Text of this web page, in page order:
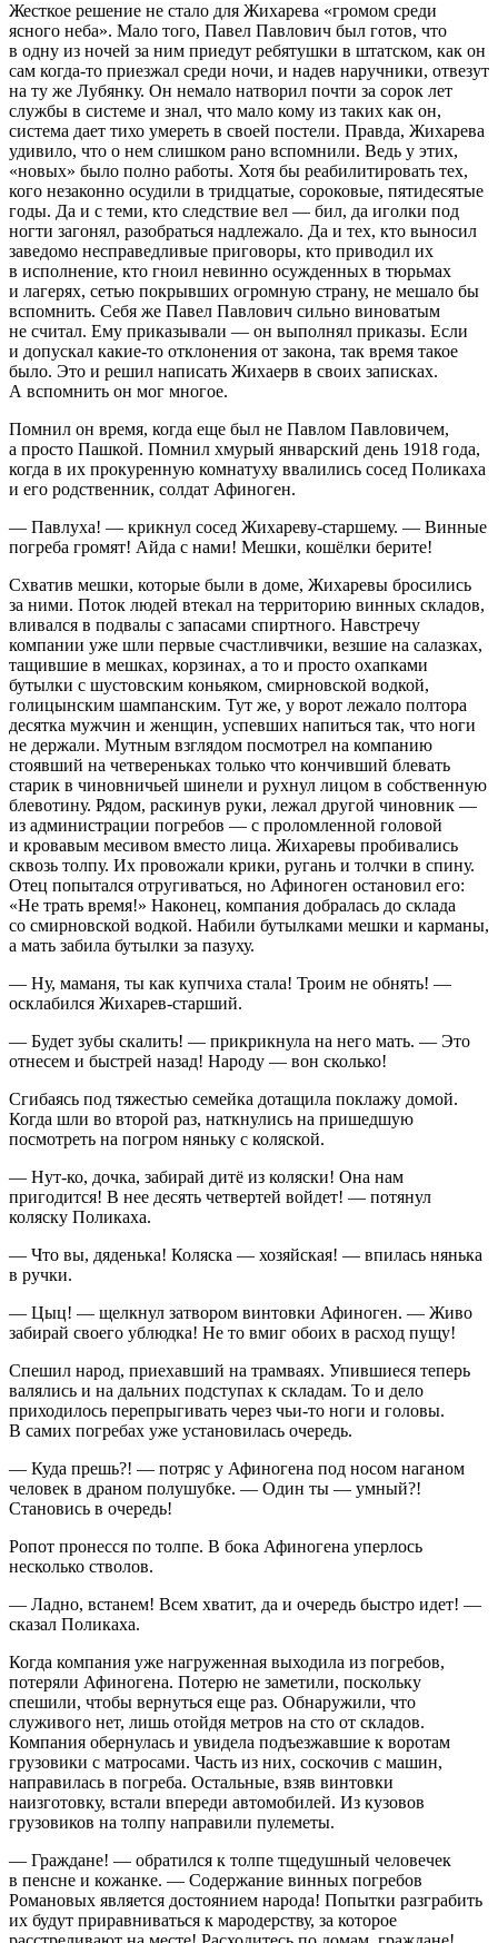
Жесткое решение не стало для Жихарева «громом среди
ясного неба». Мало того, Павел Павлович был готов, что
в одну из ночей за ним приедут ребятушки в штатском, как он
сам когда-то приезжал среди ночи, и надев наручники, отвезут
на ту же Лубянку. Он немало натворил почти за сорок лет
службы в системе и знал, что мало кому из таких как он,
система дает тихо умереть в своей постели. Правда, Жихарева
удивило, что о нем слишком рано вспомнили. Ведь у этих,
«новых» было полно работы. Хотя бы реабилитировать тех,
кого незаконно осудили в тридцатые, сороковые, пятидесятые
годы. Да и с теми, кто следствие вел — бил, да иголки под
ногти загонял, разобраться надлежало. Да и тех, кто выносил
заведомо несправедливые приговоры, кто приводил их
в исполнение, кто гноил невинно осужденных в тюрьмах
и лагерях, сетью покрывших огромную страну, не мешало бы
вспомнить. Себя же Павел Павлович сильно виноватым
не считал. Ему приказывали — он выполнял приказы. Если
и допускал какие-то отклонения от закона, так время такое
было. Это и решил написать Жихаерв в своих записках.
А вспомнить он мог многое.
Помнил он время, когда еще был не Павлом Павловичем,
а просто Пашкой. Помнил хмурый январский день 1918 года,
когда в их прокуренную комнатуху ввалились сосед Поликаха
и его родственник, солдат Афиноген.
— Павлуха! — крикнул сосед Жихареву-старшему. — Винные
погреба громят! Айда с нами! Мешки, кошёлки берите!
Схватив мешки, которые были в доме, Жихаревы бросились
за ними. Поток людей втекал на территорию винных складов,
вливался в подвалы с запасами спиртного. Навстречу
компании уже шли первые счастливчики, везшие на салазках,
тащившие в мешках, корзинах, а то и просто охапками
бутылки с шустовским коньяком, смирновской водкой,
голицынским шампанским. Тут же, у ворот лежало полтора
десятка мужчин и женщин, успевших напиться так, что ноги
не держали. Мутным взглядом посмотрел на компанию
стоявший на четвереньках только что кончивший блевать
старик в чиновничьей шинели и рухнул лицом в собственную
блевотину. Рядом, раскинув руки, лежал другой чиновник —
из администрации погребов — с проломленной головой
и кровавым месивом вместо лица. Жихаревы пробивались
сквозь толпу. Их провожали крики, ругань и толчки в спину.
Отец попытался отругиваться, но Афиноген остановил его:
«Не трать время!» Наконец, компания добралась до склада
со смирновской водкой. Набили бутылками мешки и карманы,
а мать забила бутылки за пазуху.
— Ну, маманя, ты как купчиха стала! Троим не обнять! —
осклабился Жихарев-старший.
— Будет зубы скалить! — прикрикнула на него мать. — Это
отнесем и быстрей назад! Народу — вон сколько!
Сгибаясь под тяжестью семейка дотащила поклажу домой.
Когда шли во второй раз, наткнулись на пришедшую
посмотреть на погром няньку с коляской.
— Нут-ко, дочка, забирай дитё из коляски! Она нам
пригодится! В нее десять четвертей войдет! — потянул
коляску Поликаха.
— Что вы, дяденька! Коляска — хозяйская! — впилась нянька
в ручки.
— Цыц! — щелкнул затвором винтовки Афиноген. — Живо
забирай своего ублюдка! Не то вмиг обоих в расход пущу!
Спешил народ, приехавший на трамваях. Упившиеся теперь
валялись и на дальних подступах к складам. То и дело
приходилось перепрыгивать через чьи-то ноги и головы.
В самих погребах уже установилась очередь.
— Куда прешь?! — потряс у Афиногена под носом наганом
человек в драном полушубке. — Один ты — умный?!
Становись в очередь!
Ропот пронесся по толпе. В бока Афиногена уперлось
несколько стволов.
— Ладно, встанем! Всем хватит, да и очередь быстро идет! —
сказал Поликаха.
Когда компания уже нагруженная выходила из погребов,
потеряли Афиногена. Потерю не заметили, поскольку
спешили, чтобы вернуться еще раз. Обнаружили, что
служивого нет, лишь отойдя метров на сто от складов.
Компания обернулась и увидела подъезжавшие к воротам
грузовики с матросами. Часть из них, соскочив с машин,
направилась в погреба. Остальные, взяв винтовки
наизготовку, встали впереди автомобилей. Из кузовов
грузовиков на толпу направили пулеметы.
— Граждане! — обратился к толпе тщедушный человечек
в пенсне и кожанке. — Содержание винных погребов
Романовых является достоянием народа! Попытки разграбить
их будут приравниваться к мародерству, за которое